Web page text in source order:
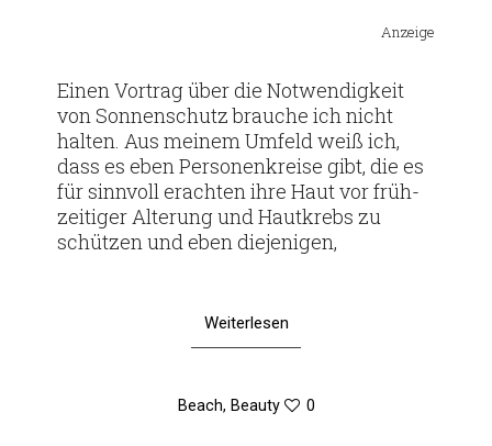
Anzeige
Einen Vor­trag über die Not­wen­dig­keit
von Son­nen­schutz brauche ich nicht
halten. Aus meinem Umfeld weiß ich,
dass es eben Per­so­nen­kreise gibt, die es
für sinn­voll erachten ihre Haut vor früh­
zei­tiger Alte­rung und Haut­krebs zu
schützen und eben diejenigen,
Weiterlesen
Beach, Beauty 0